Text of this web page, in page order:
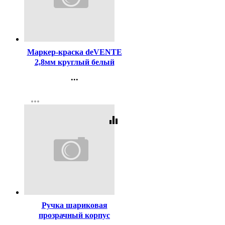
Маркер-краска deVENTE
2,8мм круглый белый
...
Регистрация
more_horiz
equalizer
Ручка шариковая
прозрачный корпус